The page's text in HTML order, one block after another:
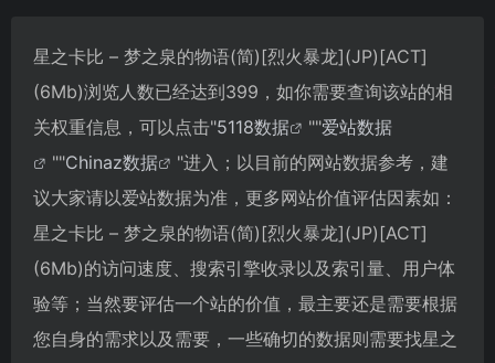
星之卡比 – 梦之泉的物语(简)[烈火暴龙](JP)[ACT]
(6Mb)浏览人数已经达到399，如你需要查询该站的相
关权重信息，可以点击"5118数据 ""爱站数据
""Chinaz数据
"进入；以目前的网站数据参考，建
议大家请以爱站数据为准，更多网站价值评估因素如：
星之卡比 – 梦之泉的物语(简)[烈火暴龙](JP)[ACT]
(6Mb)的访问速度、搜索引擎收录以及索引量、用户体
验等；当然要评估一个站的价值，最主要还是需要根据
您自身的需求以及需要，一些确切的数据则需要找星之